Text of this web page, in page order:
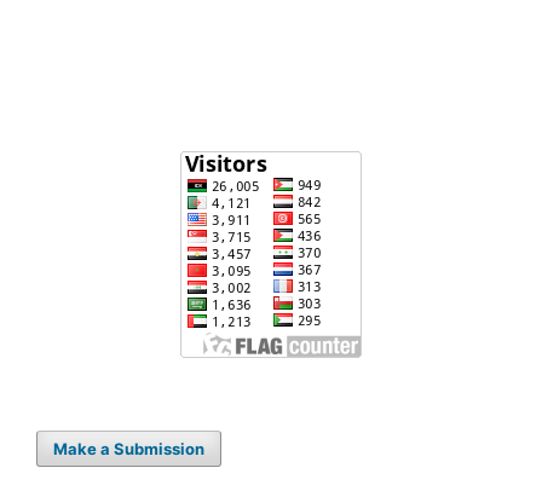
Make a Submission